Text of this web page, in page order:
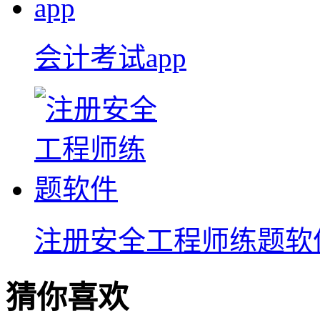
会计考试app
注册安全工程师练题软
猜你喜欢